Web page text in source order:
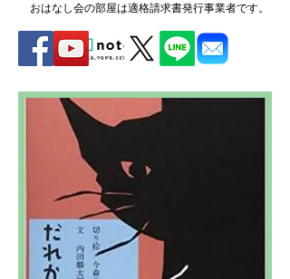
おはなし会の部屋は適格請求書発行事業者です。